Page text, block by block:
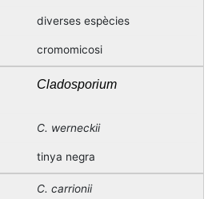
diverses espècies
cromomicosi
Cladosporium
C. werneckii
tinya negra
C. carrionii